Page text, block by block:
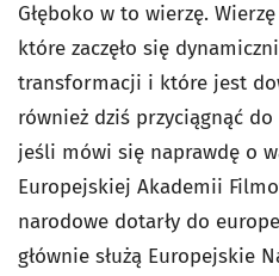
Głęboko w to wierzę.
które zaczęło się
transformacji i które jest
również dziś przyciągnąć
jeśli mówi się naprawdę o
Europejskiej Akademii
narodowe dotarły do
głównie służą Europejskie